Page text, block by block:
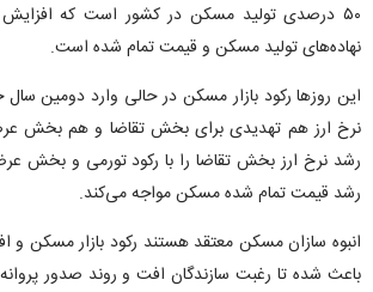
۵۰ درصدی تولید مسکن در کشور است که
نهاده‌های تولید مسکن و قیمت تمام شده است.
این روز‌ها رکود بازار مسکن در حالی وارد دومین
نرخ ارز هم تهدیدی برای بخش تقاضا و هم بخش
رشد نرخ ارز بخش تقاضا را با رکود تورمی و بخش
رشد قیمت تمام شده مسکن مواجه می‌کند.
انبوه سازان مسکن معتقد هستند رکود بازار مسکن و
باعث شده تا رغبت سازندگان افت و روند صدور